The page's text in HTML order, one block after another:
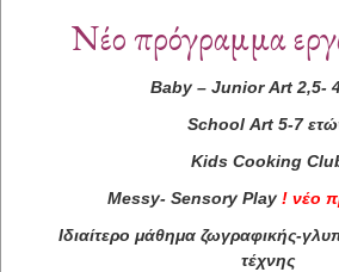
Νέο πρόγραμμα
Baby– Junior Art2,5-
School Art 5-7
Kids Cooking
Messy- Sensory Play ! νέο
Ιδιαίτερο μάθημα ζωγραφικής-
τέχνης